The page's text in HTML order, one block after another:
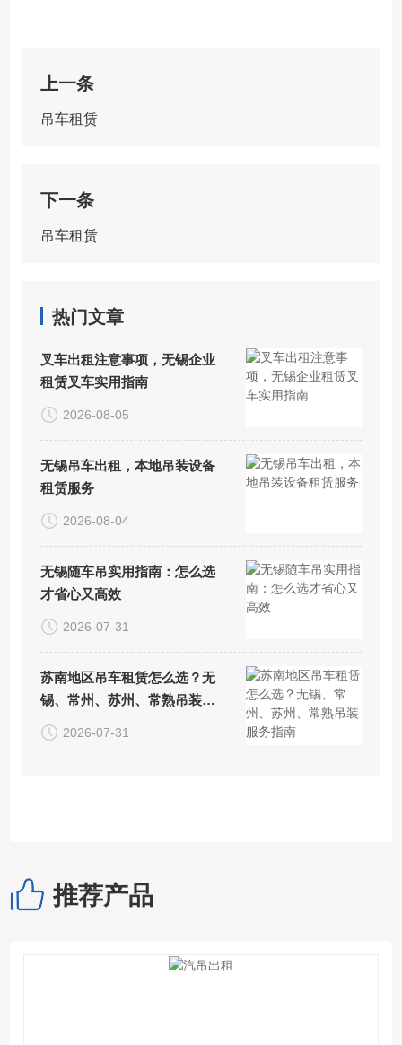
上一条
吊车租赁
下一条
吊车租赁
热门文章
叉车出租注意事项，无锡企业
租赁叉车实用指南
2026-08-05
无锡吊车出租，本地吊装设备
租赁服务
2026-08-04
无锡随车吊实用指南：怎么选
才省心又高效
2026-07-31
苏南地区吊车租赁怎么选？无
锡、常州、苏州、常熟吊装服
务指南
2026-07-31
推荐产品